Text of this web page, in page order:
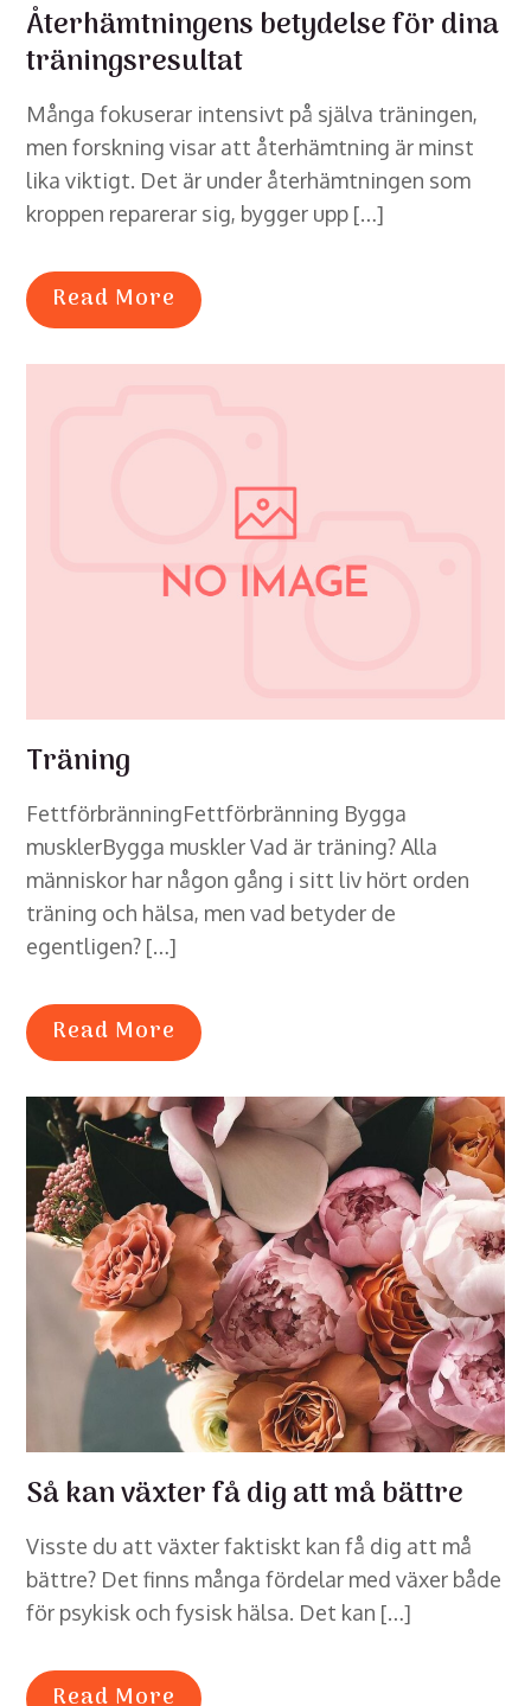
Återhämtningens betydelse för dina
träningsresultat
Många fokuserar intensivt på själva träningen,
men forskning visar att återhämtning är minst
lika viktigt. Det är under återhämtningen som
kroppen reparerar sig, bygger upp […]
Read More
Träning
FettförbränningFettförbränning Bygga
musklerBygga muskler Vad är träning? Alla
människor har någon gång i sitt liv hört orden
träning och hälsa, men vad betyder de
egentligen? […]
Read More
Så kan växter få dig att må bättre
Visste du att växter faktiskt kan få dig att må
bättre? Det finns många fördelar med växer både
för psykisk och fysisk hälsa. Det kan […]
Read More